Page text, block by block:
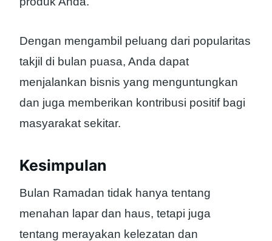
Dengan mengambil peluang dari popularitas
takjil di bulan puasa, Anda dapat
menjalankan bisnis yang menguntungkan
dan juga memberikan kontribusi positif bagi
masyarakat sekitar.
Kesimpulan
Bulan Ramadan tidak hanya tentang
menahan lapar dan haus, tetapi juga
tentang merayakan kelezatan dan